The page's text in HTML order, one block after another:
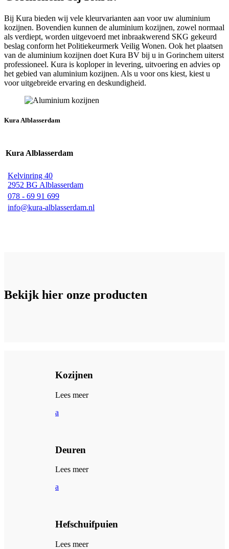
Bij Kura bieden wij vele kleurvarianten aan voor uw aluminium
kozijnen. Bovendien kunnen de aluminium kozijnen, zowel normaal
als verdiept, worden uitgevoerd met inbraakwerend SKG gekeurd
beslag conform het Politiekeurmerk Veilig Wonen. Ook het plaatsen
van de aluminium kozijnen doet Kura BV bij u in Gorinchem uiterst
professioneel. Kura is koploper in levering, uitvoering en advies op
het gebied van aluminium kozijnen. Als u voor ons kiest, kiest u
voor uitgebreide ervaring en deskundigheid.
Kura Alblasserdam
Kura Alblasserdam
Kelvinring 40
2952 BG Alblasserdam
078 - 69 91 699
info@kura-alblasserdam.nl
Bekijk hier onze producten
Kozijnen
Lees meer
a
Deuren
Lees meer
a
Hefschuifpuien
Lees meer